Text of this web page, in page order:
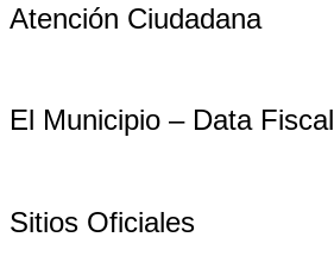
Atención Ciudadana
El Municipio – Data Fiscal
Sitios Oficiales